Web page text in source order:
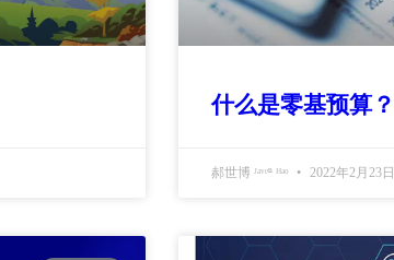
什么是零基预算？
郝世博 ᴶᵃᵛᵉⁿ ᴴᵃᵒ 2022年2月23日